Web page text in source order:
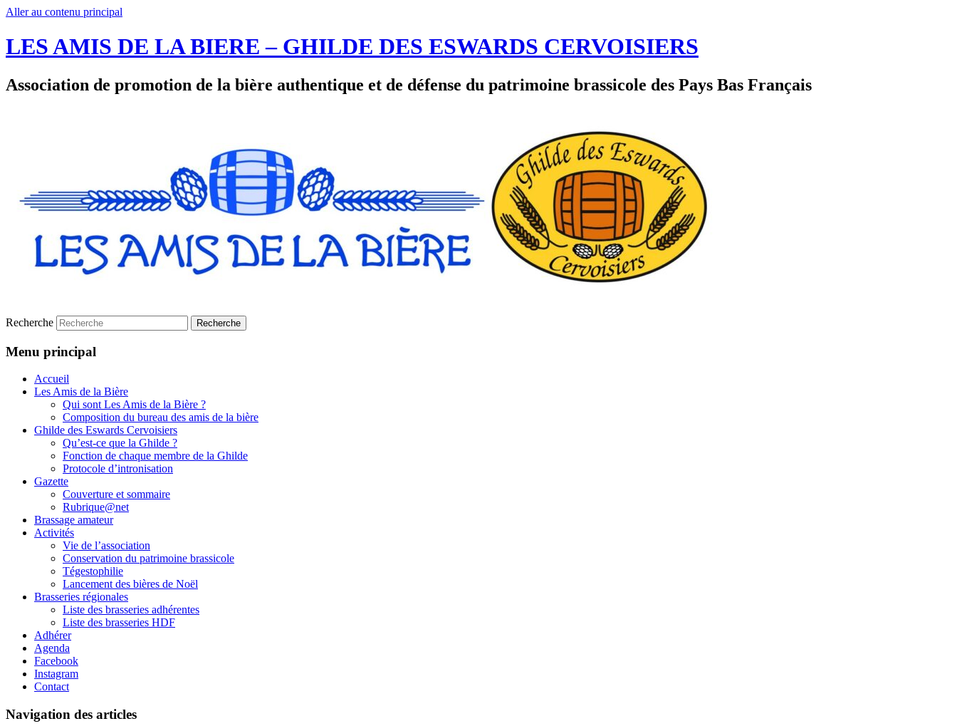
Aller au contenu principal
LES AMIS DE LA BIERE – GHILDE DES ESWARDS CERVOISIERS
Association de promotion de la bière authentique et de défense du patrimoine brassicole des Pays Bas Français
Recherche
Menu principal
Accueil
Les Amis de la Bière
Qui sont Les Amis de la Bière ?
Composition du bureau des amis de la bière
Ghilde des Eswards Cervoisiers
Qu’est-ce que la Ghilde ?
Fonction de chaque membre de la Ghilde
Protocole d’intronisation
Gazette
Couverture et sommaire
Rubrique@net
Brassage amateur
Activités
Vie de l’association
Conservation du patrimoine brassicole
Tégestophilie
Lancement des bières de Noël
Brasseries régionales
Liste des brasseries adhérentes
Liste des brasseries HDF
Adhérer
Agenda
Facebook
Instagram
Contact
Navigation des articles